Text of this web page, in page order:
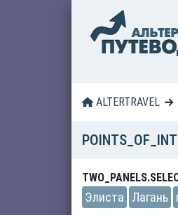
ALTERTRAVEL
Элиста Лагань